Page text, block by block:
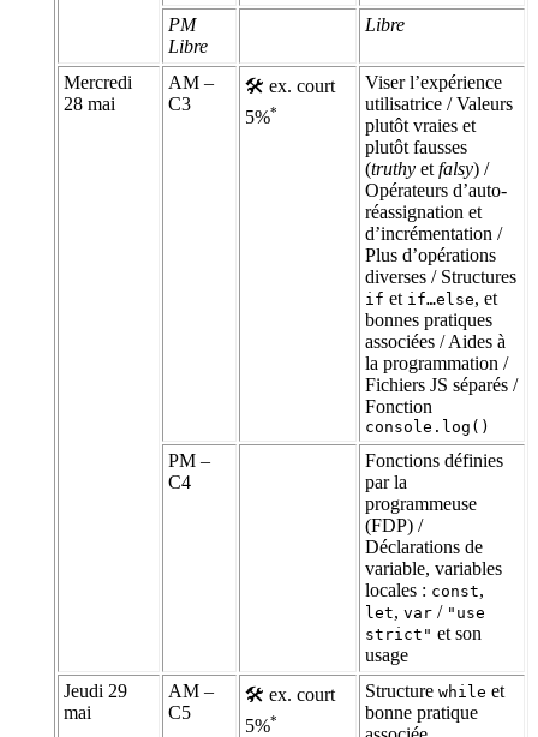
PM
Libre
Libre
Mercredi
28 mai
AM –
C3
🛠 ex. court
5%*
Viser l’expérience
utilisatrice / Valeurs
plutôt vraies et
plutôt fausses
(truthyet falsy) /
Opérateurs d’auto-
réassignation et
d’incrémentation /
Plus d’opérations
diverses / Structures
if et if…else, et
bonnes pratiques
associées / Aides à
la programmation /
Fichiers JS séparés /
Fonction
console.log()
PM –
C4
Fonctions définies
par la
programmeuse
(FDP) /
Déclarations de
variable, variables
locales : const,
let, var/ "use
strict" et son
usage
Jeudi 29
mai
AM –
C5
🛠 ex. court
5%*
Structure while et
bonne pratique